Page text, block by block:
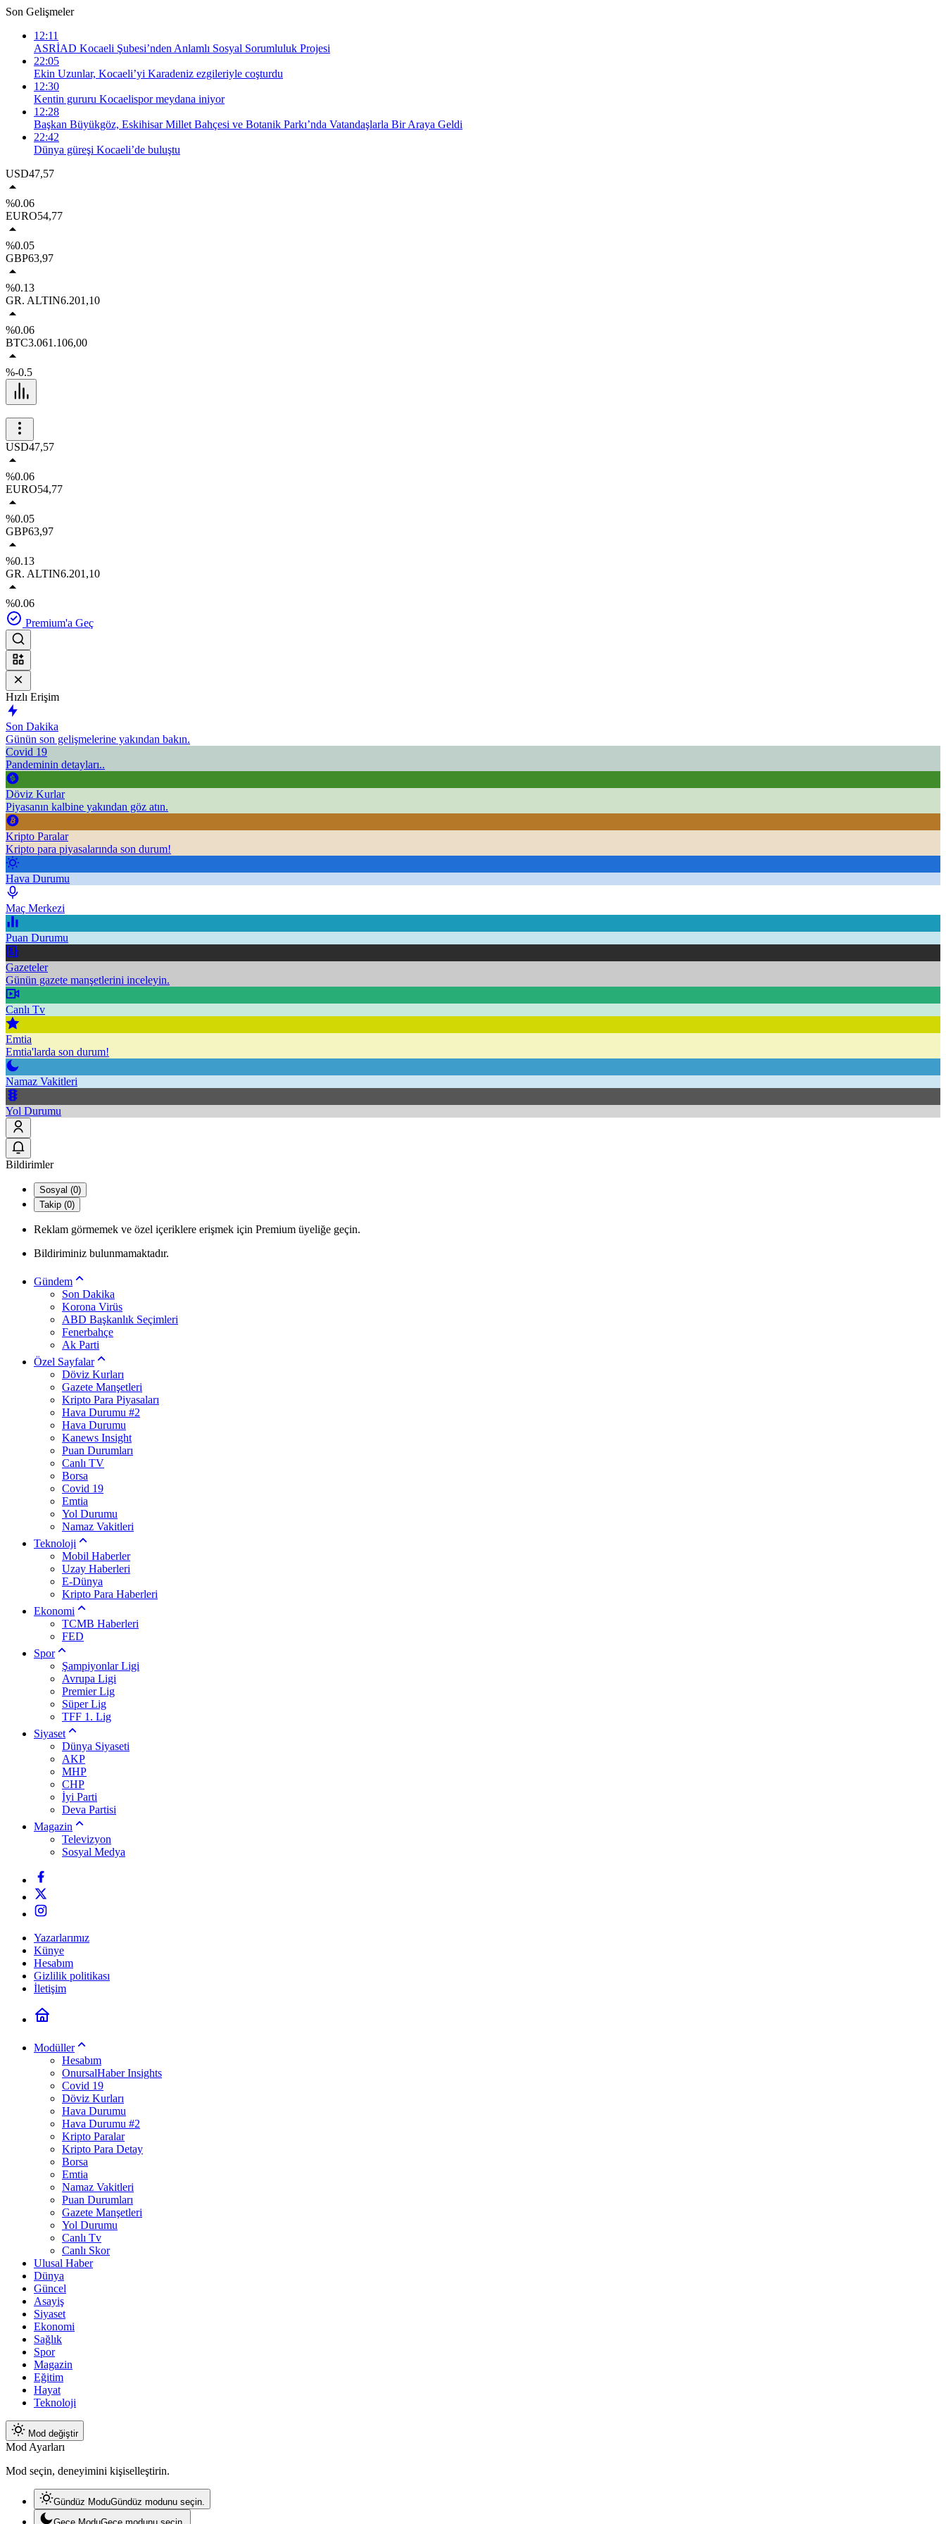
Son Gelişmeler
12:11
ASRİAD Kocaeli Şubesi’nden Anlamlı Sosyal Sorumluluk Projesi
22:05
Ekin Uzunlar, Kocaeli’yi Karadeniz ezgileriyle coşturdu
12:30
Kentin gururu Kocaelispor meydana iniyor
12:28
Başkan Büyükgöz, Eskihisar Millet Bahçesi ve Botanik Parkı’nda Vatandaşlarla Bir Araya Geldi
22:42
Dünya güreşi Kocaeli’de buluştu
USD47,57
%0.06
EURO54,77
%0.05
GBP63,97
%0.13
GR. ALTIN6.201,10
%0.06
BTC3.061.106,00
%-0.5
USD47,57
%0.06
EURO54,77
%0.05
GBP63,97
%0.13
GR. ALTIN6.201,10
%0.06
Premium'a Geç
Hızlı Erişim
Son Dakika
Günün son gelişmelerine yakından bakın.
Covid 19
Pandeminin detayları..
Döviz Kurlar
Piyasanın kalbine yakından göz atın.
Kripto Paralar
Kripto para piyasalarında son durum!
Hava Durumu
Maç Merkezi
Puan Durumu
Gazeteler
Günün gazete manşetlerini inceleyin.
Canlı Tv
Emtia
Emtia'larda son durum!
Namaz Vakitleri
Yol Durumu
Bildirimler
Sosyal (0)
Takip (0)
Reklam görmemek ve özel içeriklere erişmek için Premium üyeliğe geçin.
Bildiriminiz bulunmamaktadır.
Gündem
Son Dakika
Korona Virüs
ABD Başkanlık Seçimleri
Fenerbahçe
Ak Parti
Özel Sayfalar
Döviz Kurları
Gazete Manşetleri
Kripto Para Piyasaları
Hava Durumu #2
Hava Durumu
Kanews Insight
Puan Durumları
Canlı TV
Borsa
Covid 19
Emtia
Yol Durumu
Namaz Vakitleri
Teknoloji
Mobil Haberler
Uzay Haberleri
E-Dünya
Kripto Para Haberleri
Ekonomi
TCMB Haberleri
FED
Spor
Şampiyonlar Ligi
Avrupa Ligi
Premier Lig
Süper Lig
TFF 1. Lig
Siyaset
Dünya Siyaseti
AKP
MHP
CHP
İyi Parti
Deva Partisi
Magazin
Televizyon
Sosyal Medya
Yazarlarımız
Künye
Hesabım
Gizlilik politikası
İletişim
Modüller
Hesabım
OnursalHaber Insights
Covid 19
Döviz Kurları
Hava Durumu
Hava Durumu #2
Kripto Paralar
Kripto Para Detay
Borsa
Emtia
Namaz Vakitleri
Puan Durumları
Gazete Manşetleri
Yol Durumu
Canlı Tv
Canlı Skor
Ulusal Haber
Dünya
Güncel
Asayiş
Siyaset
Ekonomi
Sağlık
Spor
Magazin
Eğitim
Hayat
Teknoloji
Mod değiştir
Mod Ayarları
Mod seçin, deneyimini kişiselleştirin.
Gündüz ModuGündüz modunu seçin.